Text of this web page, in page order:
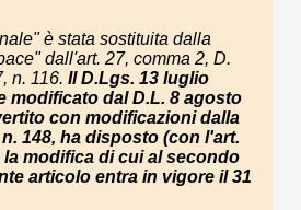
è stata sostituita dalla
dall'art. 27, comma 2, D.
n. 116. Il D.Lgs. 13 luglio
modificato dal D.L. 8 agosto
con modificazioni dalla
148, ha disposto (con l'art.
la modifica di cui al secondo
articolo entra in vigore il 31